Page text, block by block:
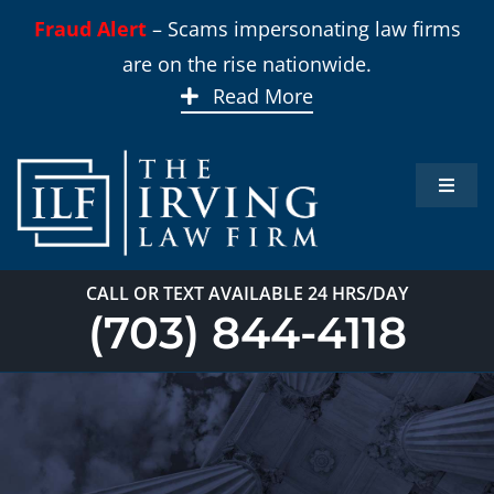
Fraud Alert– Scams impersonating law firms
are on the rise nationwide.
Read More
Toggle
CALL OR TEXT AVAILABLE 24 HRS/DAY
(703) 844-4118